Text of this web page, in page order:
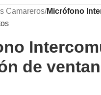
Camareros/Micrófono
de